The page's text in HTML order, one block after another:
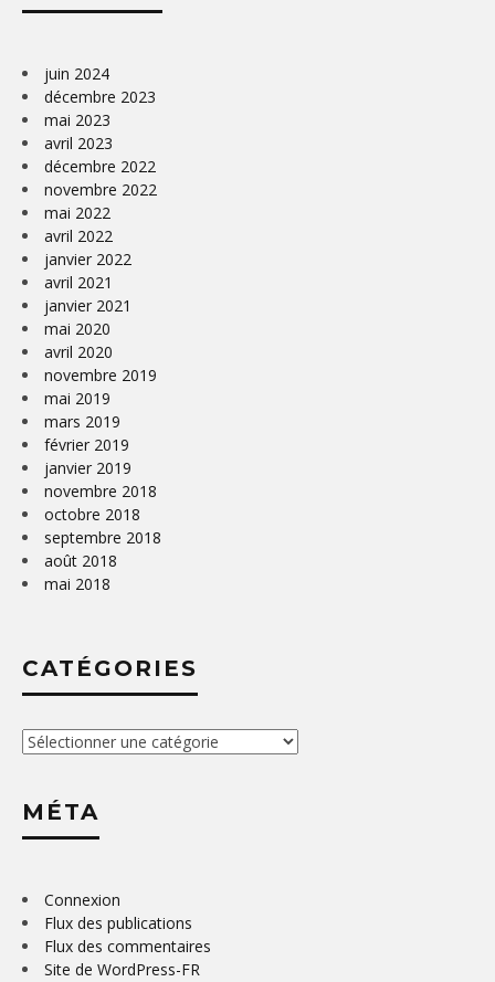
juin 2024
décembre 2023
mai 2023
avril 2023
décembre 2022
novembre 2022
mai 2022
avril 2022
janvier 2022
avril 2021
janvier 2021
mai 2020
avril 2020
novembre 2019
mai 2019
mars 2019
février 2019
janvier 2019
novembre 2018
octobre 2018
septembre 2018
août 2018
mai 2018
CATÉGORIES
Catégories
MÉTA
Connexion
Flux des publications
Flux des commentaires
Site de WordPress-FR